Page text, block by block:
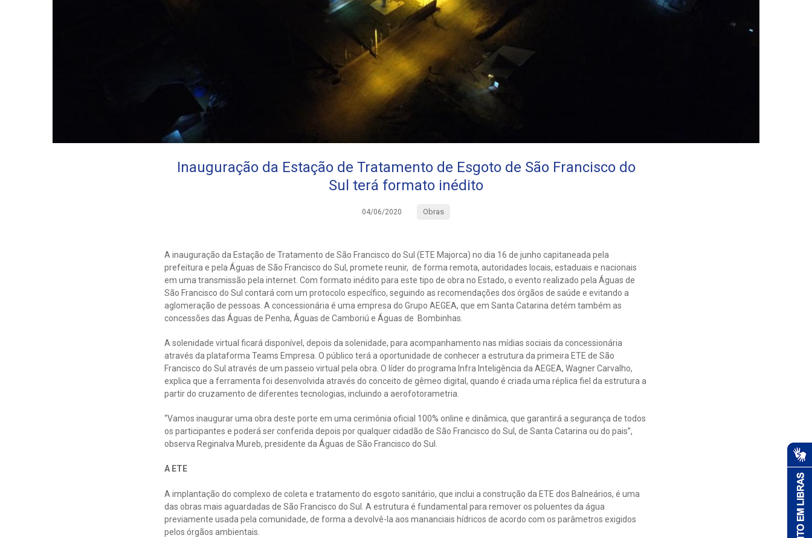
Inauguração da Estação de Tratamento de Esgoto de São Francisco do
Sul terá formato inédito
04/06/2020 Obras
A inauguração da Estação de Tratamento de São Francisco do Sul (ETE Majorca) no dia 16 de junho capitaneada pela
prefeitura e pela Águas de São Francisco do Sul, promete reunir, de forma remota, autoridades locais, estaduais e nacionais
em uma transmissão pela internet. Com formato inédito para este tipo de obra no Estado, o evento realizado pela Águas de
São Francisco do Sul contará com um protocolo específico, seguindo as recomendações dos órgãos de saúde e evitando a
aglomeração de pessoas. A concessionária é uma empresa do Grupo AEGEA, que em Santa Catarina detém também as
concessões das Águas de Penha, Águas de Camboriú e Águas de Bombinhas.
A solenidade virtual ficará disponível, depois da solenidade, para acompanhamento nas mídias sociais da concessionária
através da plataforma Teams Empresa. O público terá a oportunidade de conhecer a estrutura da primeira ETE de São
Francisco do Sul através de um passeio virtual pela obra. O líder do programa Infra Inteligência da AEGEA, Wagner Carvalho,
explica que a ferramenta foi desenvolvida através do conceito de gêmeo digital, quando é criada uma réplica fiel da estrutura a
partir do cruzamento de diferentes tecnologias, incluindo a aerofotorametria.
“Vamos inaugurar uma obra deste porte em uma cerimônia oficial 100% online e dinâmica, que garantirá a segurança de todos
os participantes e poderá ser conferida depois por qualquer cidadão de São Francisco do Sul, de Santa Catarina ou do pais”,
observa Reginalva Mureb, presidente da Águas de São Francisco do Sul.
A ETE
A implantação do complexo de coleta e tratamento do esgoto sanitário, que inclui a construção da ETE dos Balneários, é uma
das obras mais aguardadas de São Francisco do Sul. A estrutura é fundamental para remover os poluentes da água
previamente usada pela comunidade, de forma a devolvê-la aos mananciais hídricos de acordo com os parâmetros exigidos
pelos órgãos ambientais.